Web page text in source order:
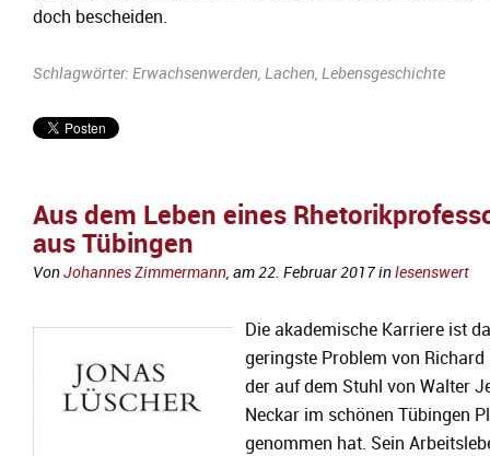
doch bescheiden.
Schlagwörter: Erwachsenwerden, Lachen, Lebensgeschichte
Aus dem Leben eines
aus Tübingen
VonJohannes Zimmermann, am22. Februar 2017inlesenswert
Die akademische Karriere ist
geringste Problem von Richard
der auf dem Stuhl von Walter
Neckar im schönen Tübingen
genommen hat. Sein